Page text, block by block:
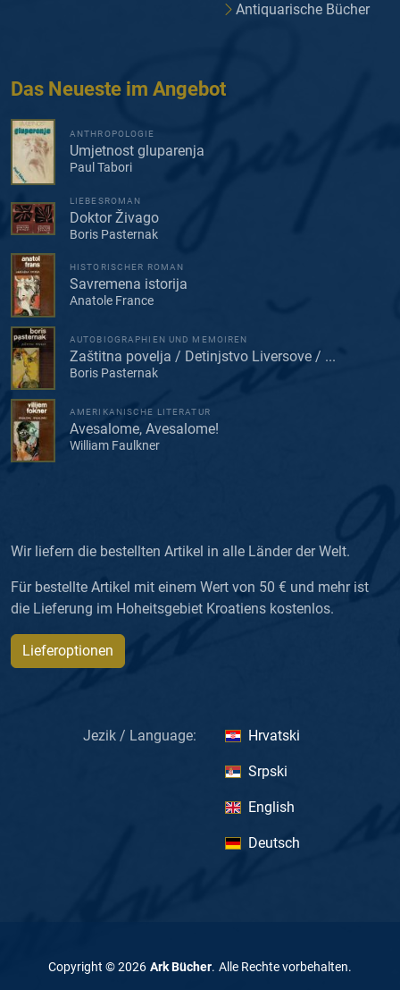
Antiquarische Bücher
Das Neueste im Angebot
ANTHROPOLOGIE
Umjetnost gluparenja
Paul Tabori
LIEBESROMAN
Doktor Živago
Boris Pasternak
HISTORISCHER ROMAN
Savremena istorija
Anatole France
AUTOBIOGRAPHIEN UND MEMOIREN
Zaštitna povelja / Detinjstvo Liversove / ...
Boris Pasternak
AMERIKANISCHE LITERATUR
Avesalome, Avesalome!
William Faulkner
Wir liefern die bestellten Artikel in alle Länder der Welt.
Für bestellte Artikel mit einem Wert von 50 € und mehr ist
die Lieferung im Hoheitsgebiet Kroatiens kostenlos.
Lieferoptionen
Jezik / Language: Hrvatski
Srpski
English
Deutsch
Copyright ©2026 Ark Bücher. Alle Rechte vorbehalten.